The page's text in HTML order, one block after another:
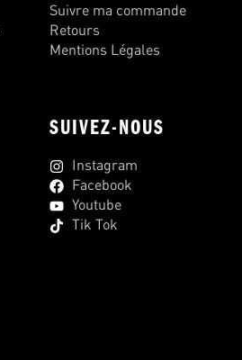
Suivre ma commande
Retours
Mentions Légales
SUIVEZ-NOUS
Instagram
Facebook
Youtube
Tik Tok